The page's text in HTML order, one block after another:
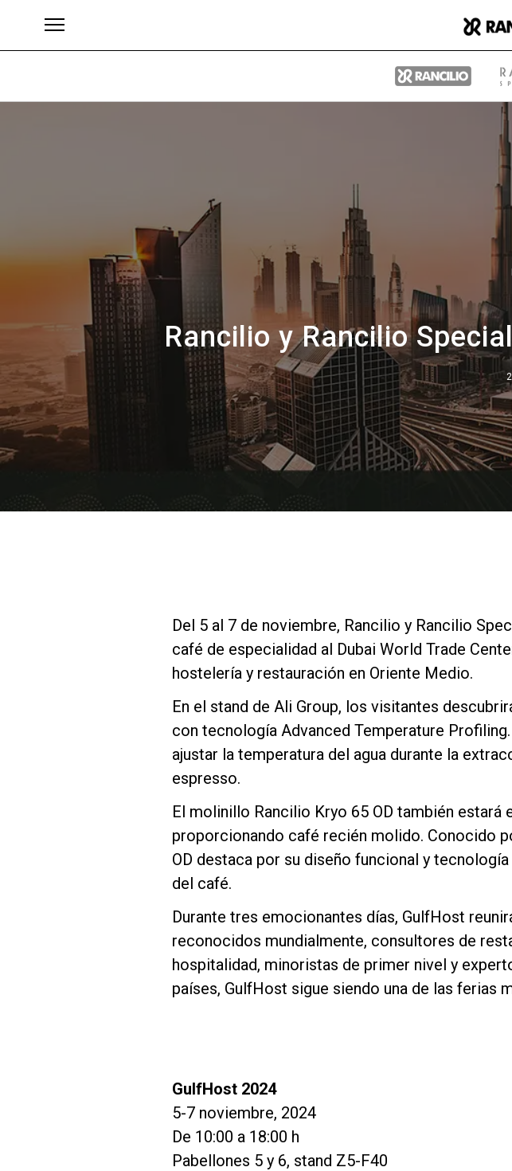
Rancilio y Rancilio
Del 5 al 7 de noviembre, Rancilio y Rancilio
café de especialidad al Dubai World Trade
hostelería y restauración en Oriente Medio.
En el stand de Ali Group, los visitantes
con tecnología Advanced Temperature
ajustar la temperatura del agua durante la
espresso.
El molinillo Rancilio Kryo 65 OD también
proporcionando café recién molido. Conocido
OD destaca por su diseño funcional y
del café.
Durante tres emocionantes días, GulfHost
reconocidos mundialmente, consultores de
hospitalidad, minoristas de primer nivel y
países, GulfHost sigue siendo una de las ferias
GulfHost 2024
5-7 noviembre, 2024
De 10:00 a 18:00 h
Pabellones 5 y 6, stand Z5-F40
Group
Quiénes
Qué
Dónde
Trabaja
Política de